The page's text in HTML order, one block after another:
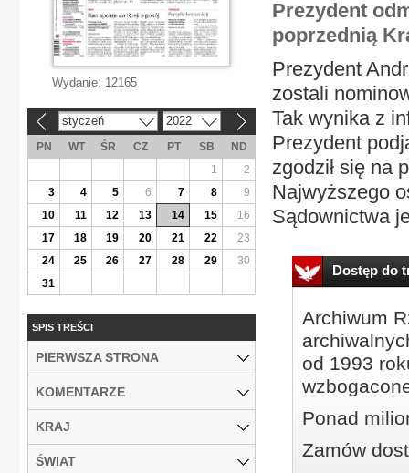
Prezydent
poprzednią
Prezydent
zostali
Tak wynika z
Prezydent
zgodził się na
Najwyższego
Sądownictwa
Dostęp do
Archiwum
od 1993
Ponad
Zamów
Wydanie: 12165
styczeń 2022
PN WT ŚR CZ PT SB
ND
1
2
3
4 5 6 7 8
9
10
11 12 13 14 15
16
17
18 19 20 21 22
23
24
25 26 27 28 29
30
31
SPIS TREŚCI
PIERWSZA STRONA
KOMENTARZE
KRAJ
ŚWIAT